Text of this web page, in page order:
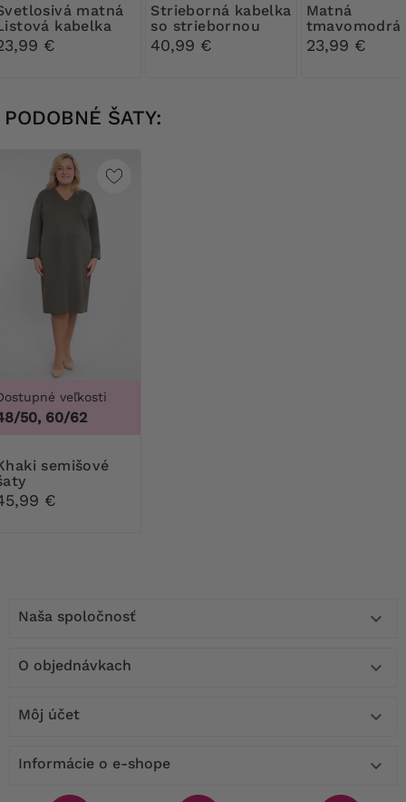
kabelka
€
Strieborná kabelka
so striebornou
sponou
40,99 €
Matná
tmavomodrá
Listová
23,99 €
PODOBNÉ ŠATY:
veľkosti
50, 60/62
€
Naša spoločnosť 
O objednávkach 
Môj účet 
Informácie o e-shope 